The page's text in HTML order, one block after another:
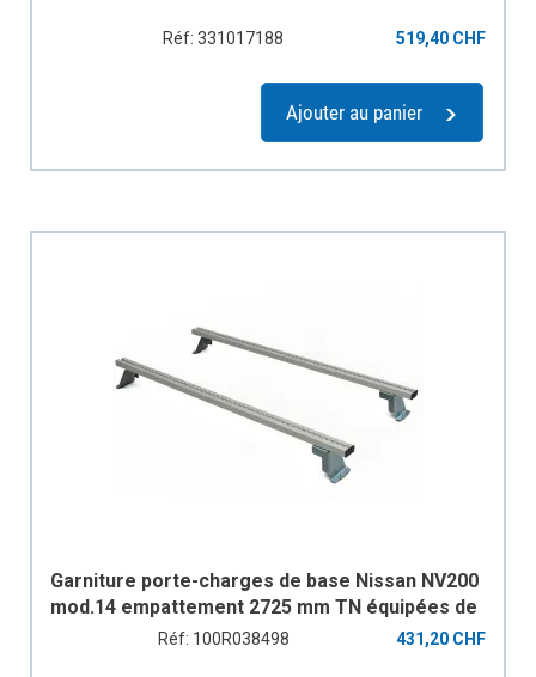
Réf: 331017188 519,40 CHF
Ajouter au panier
Garniture porte-charges de base Nissan NV200
mod.14 empattement 2725 mm TN équipées de
traverses avec systéme d'arrimage type
Réf: 100R038498 431,20 CHF